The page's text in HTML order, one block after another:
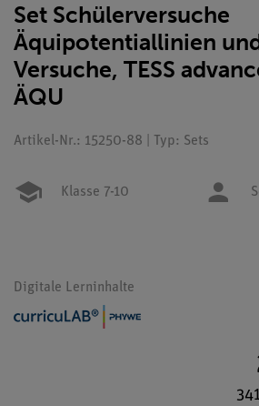
Set Schülerversuche
Äquipotentiallinien
Versuche, TESS
ÄQU
Artikel-Nr.: 15250-88 | Typ: Sets
Klasse 7-10
Digitale Lerninhalte